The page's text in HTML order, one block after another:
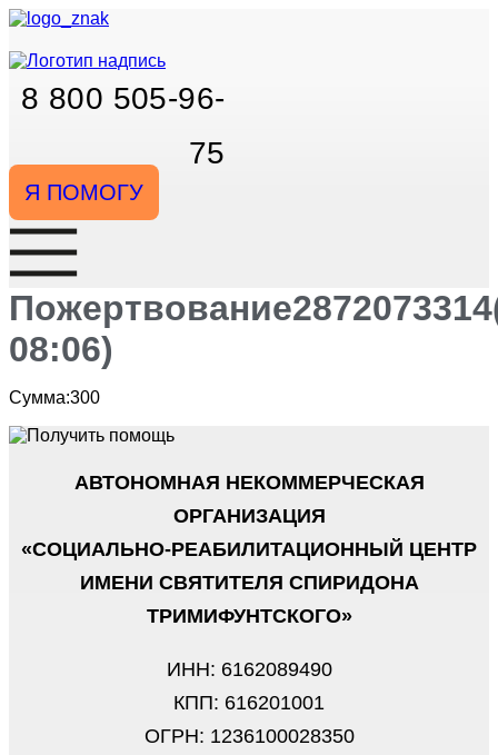
Перейти
содержимому
8 800 505-96-
75
Я ПОМОГУ
08:06)
Сумма:300
АВТОНОМНАЯ НЕКОММЕРЧЕСКАЯ
ОРГАНИЗАЦИЯ
«СОЦИАЛЬНО-РЕАБИЛИТАЦИОННЫЙ ЦЕНТР
ИМЕНИ СВЯТИТЕЛЯ СПИРИДОНА
ТРИМИФУНТСКОГО»
ИНН: 6162089490
КПП: 616201001
ОГРН: 1236100028350